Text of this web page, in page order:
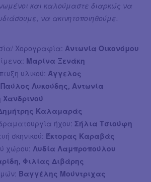
και καλούμαστε διαρκώς να
να ακινητοποιηθούμε.
Χορογραφία: Αντωνία Οικονόμου
Μαρίνα Ξενάκη
υλικού: Άγγελος
Λυκούδης, Αντωνία
Χανδρινού
Καλαμαράς
ήχου: Σήλια Τσιούφη
σκηνικού: Έκτορας Καραβάς
χώρου: Λυδία Λαμπροπούλου
Φιλίας Διβάρης
Βαγγέλης Μούντριχας